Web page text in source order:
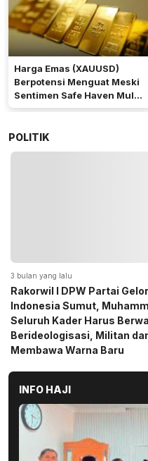
Harga Emas (XAUUSD)
Berpotensi Menguat Meski
Sentimen Safe Haven Mulai
Berkurang
POLITIK
4 bulan yang lalu
SK DPC PDIP Medan Resmi
Diterbitkan, Hasyim SE:
Tegak Lurus Satu Komando
INFO HAJI